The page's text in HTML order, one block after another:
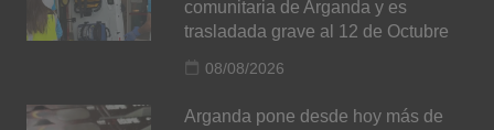
comunitaria de Arganda y es
trasladada grave al 12 de Octubre
08/08/2026
Arganda pone desde hoy más de